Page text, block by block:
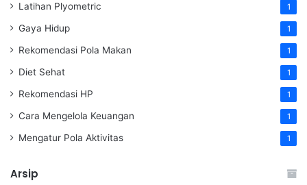
Latihan Plyometric 1
Gaya Hidup 1
Rekomendasi Pola Makan 1
Diet Sehat 1
Rekomendasi HP 1
Cara Mengelola Keuangan 1
Mengatur Pola Aktivitas 1
Arsip